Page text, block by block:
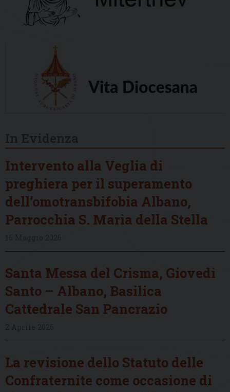
Intervento alla Veglia di
preghiera per il superamento
dell’omotransbifobia Albano,
Parrocchia S. Maria della Stella
Santa Messa del Crisma, Giovedì
Santo – Albano, Basilica
Cattedrale San Pancrazio
La revisione dello Statuto delle
Confraternite come occasione di